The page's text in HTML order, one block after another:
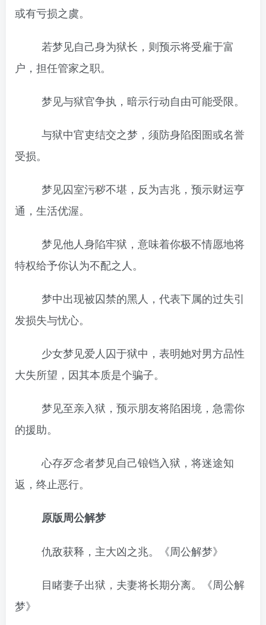
或有亏损之虞。
若梦见自己身为狱长，则预示将受雇于富
户，担任管家之职。
梦见与狱官争执，暗示行动自由可能受限。
与狱中官吏结交之梦，须防身陷囹圄或名誉
受损。
梦见囚室污秽不堪，反为吉兆，预示财运亨
通，生活优渥。
梦见他人身陷牢狱，意味着你极不情愿地将
特权给予你认为不配之人。
梦中出现被囚禁的黑人，代表下属的过失引
发损失与忧心。
少女梦见爱人囚于狱中，表明她对男方品性
大失所望，因其本质是个骗子。
梦见至亲入狱，预示朋友将陷困境，急需你
的援助。
心存歹念者梦见自己锒铛入狱，将迷途知
返，终止恶行。
原版周公解梦
仇敌获释，主大凶之兆。《周公解梦》
目睹妻子出狱，夫妻将长期分离。《周公解
梦》